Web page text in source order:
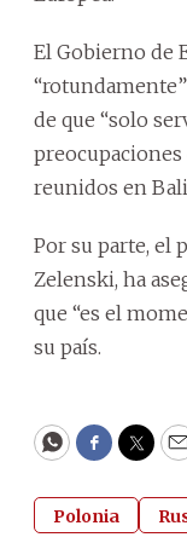
El Gobierno de
de que “solo
preocupaciones
reunidos en
Por su parte, el
Zelenski, ha
que “es el
su país.
WhatsApp
Polonia